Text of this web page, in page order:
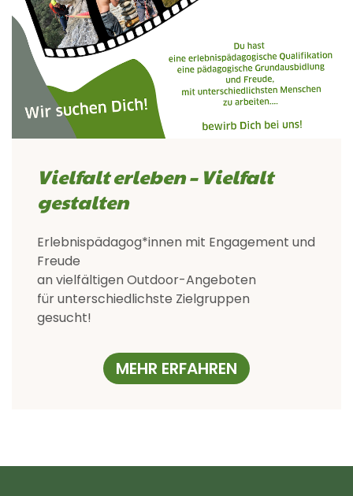
Vielfalt erleben – Vielfalt
gestalten
Erlebnispädagog*innen mit Engagement und
Freude
an vielfältigen Outdoor-Angeboten
für unterschiedlichste Zielgruppen
gesucht!
MEHR ERFAHREN